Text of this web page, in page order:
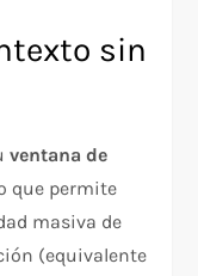
sin
ventana de
que permite
masiva de
(equivalente